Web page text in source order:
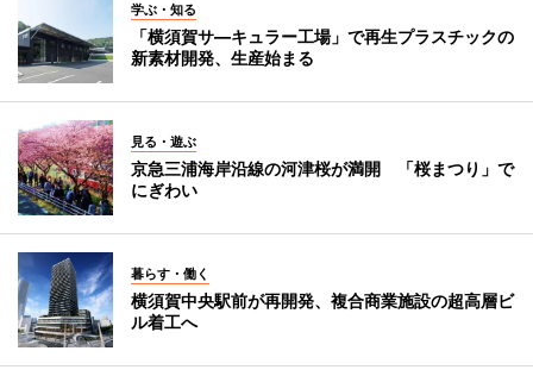
学ぶ・知る
「横須賀サ―キュラー工場」で再生プラスチックの
新素材開発、生産始まる
見る・遊ぶ
京急三浦海岸沿線の河津桜が満開 「桜まつり」で
にぎわい
暮らす・働く
横須賀中央駅前が再開発、複合商業施設の超高層ビ
ル着工へ